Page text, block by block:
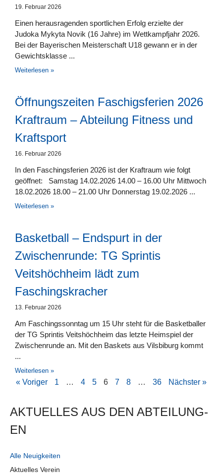
AKTUELLES AUS DEN AB­TEI­LUNG­
EN
Alle Neuigkeiten
Aktuelles Verein
19. Februar 2026
Einen herausragenden sportlichen Erfolg erzielte der
Judoka Mykyta Novik (16 Jahre) im Wettkampfjahr 2026.
Bei der Bayerischen Meisterschaft U18 gewann er in der
Gewichtsklasse
Weiterlesen »
Öffnungszeiten Faschigsferien 2026
Kraftraum – Abteilung Fitness und
Kraftsport
16. Februar 2026
In den Faschingsferien 2026 ist der Kraftraum wie folgt
geöffnet: Samstag 14.02.2026 14.00 – 16.00 Uhr Mittwoch
18.02.2026 18.00 – 21.00 Uhr Donnerstag 19.02.2026
Weiterlesen »
Basketball – Endspurt in der
Zwischenrunde: TG Sprintis
Veitshöchheim lädt zum
Faschingskracher
13. Februar 2026
Am Faschingssonntag um 15 Uhr steht für die Basketballer
der TG Sprintis Veitshöchheim das letzte Heimspiel der
Zwischenrunde an. Mit den Baskets aus Vilsbiburg kommt
Weiterlesen »
« Voriger 1 … 4 5 6 7 8 … 36 Nächster »